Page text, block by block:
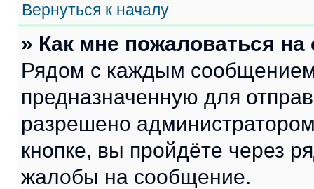
Вернуться к началу
» Как мне пожаловаться
Рядом с каждым сообщением
предназначенную для
разрешено
кнопке, вы пройдёте через
жалобы на сообщение.